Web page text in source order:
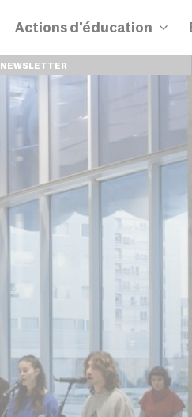
Actions d'éducation
NEWSLETTER